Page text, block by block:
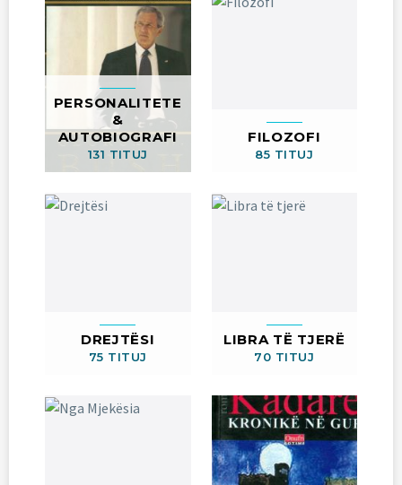
PERSONALITETE
&
AUTOBIOGRAFI
131 TITUJ
FILOZOFI
85 TITUJ
DREJTËSI
75 TITUJ
LIBRA TË TJERË
70 TITUJ